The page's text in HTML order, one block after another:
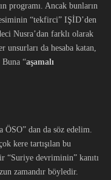
programı. Ancak bunların
“tekfirci” IŞİD’den
Nusra’dan farklı olarak
unsurları da hesaba katan,
“aşamalı
dan da söz edelim.
kere tartışılan bu
“Suriye devriminin” kanıtı
zamandır böyledir.